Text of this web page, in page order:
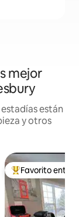
mejor
están
y otros
Favorito entre
Favorito entre